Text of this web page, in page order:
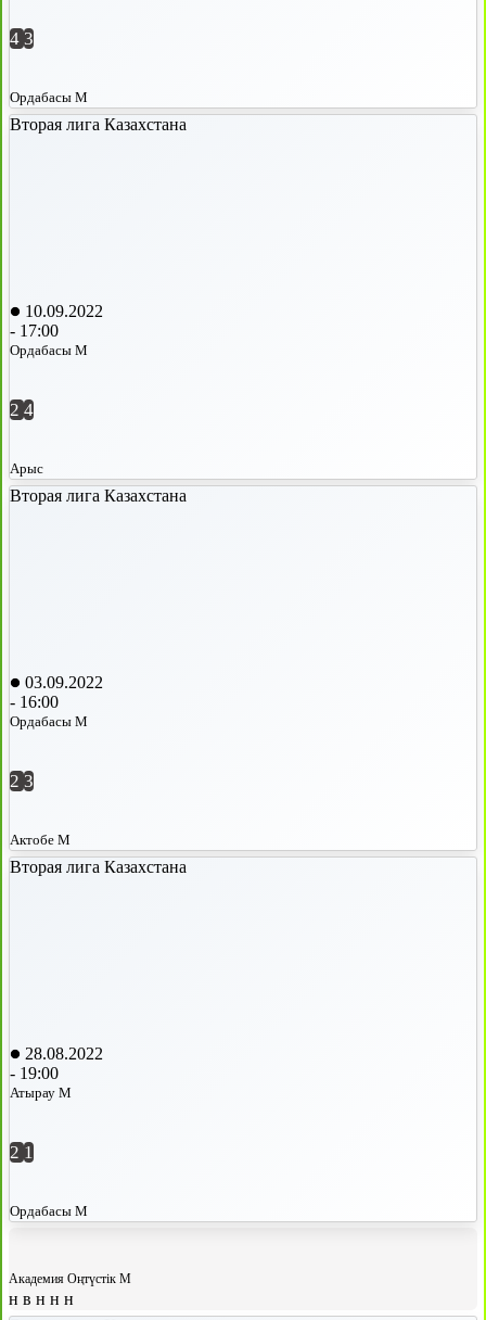
4 3
Ордабасы М
Вторая лига Казахстана
10.09.2022
- 17:00
Ордабасы М
2 4
Арыс
Вторая лига Казахстана
03.09.2022
- 16:00
Ордабасы М
2 3
Актобе М
Вторая лига Казахстана
28.08.2022
- 19:00
Атырау М
2 1
Ордабасы М
Академия Оңтүстік М
н в н н н